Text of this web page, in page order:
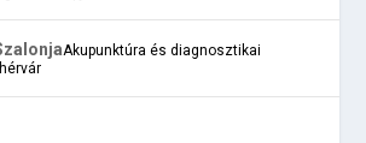
Akupunktúra és diagnosztikai